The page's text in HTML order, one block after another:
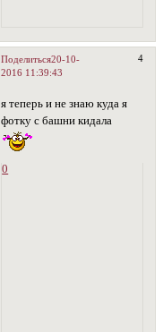
Поделиться 4
20-10-
2016 11:39:43
я теперь и не знаю куда я
фотку с башни кидала
0